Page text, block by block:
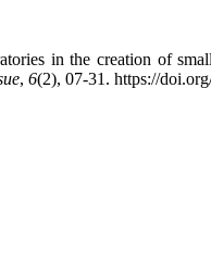
in the creation of
, 6(2), 07-31. https://